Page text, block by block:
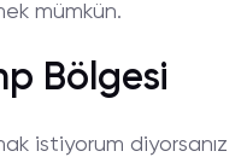
mümkün.
Bölgesi
istiyorum diyorsanız